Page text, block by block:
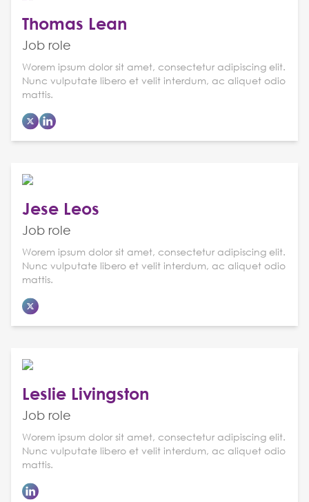
Thomas Lean
Job role
Worem ipsum dolor sit amet, consectetur adipiscing elit.
Nunc vulputate libero et velit interdum, ac aliquet odio
mattis.
Jese Leos
Job role
Worem ipsum dolor sit amet, consectetur adipiscing elit.
Nunc vulputate libero et velit interdum, ac aliquet odio
mattis.
Leslie Livingston
Job role
Worem ipsum dolor sit amet, consectetur adipiscing elit.
Nunc vulputate libero et velit interdum, ac aliquet odio
mattis.